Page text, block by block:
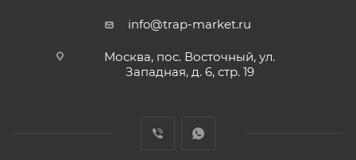
info@trap-market.ru
Москва, пос. Восточный, ул.
Западная, д. 6, стр. 19